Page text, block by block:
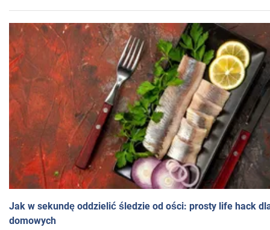
Jak w sekundę oddzielić śledzie od ości: prosty life hack
domowych